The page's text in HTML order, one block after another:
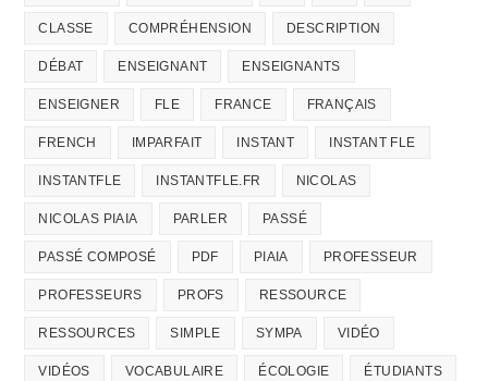
CLASSE COMPRÉHENSION DESCRIPTION
DÉBAT ENSEIGNANT ENSEIGNANTS
ENSEIGNER FLE FRANCE FRANÇAIS
FRENCH IMPARFAIT INSTANT INSTANT FLE
INSTANTFLE INSTANTFLE.FR NICOLAS
NICOLAS PIAIA PARLER PASSÉ
PASSÉ COMPOSÉ PDF PIAIA PROFESSEUR
PROFESSEURS PROFS RESSOURCE
RESSOURCES SIMPLE SYMPA VIDÉO
VIDÉOS VOCABULAIRE ÉCOLOGIE ÉTUDIANTS